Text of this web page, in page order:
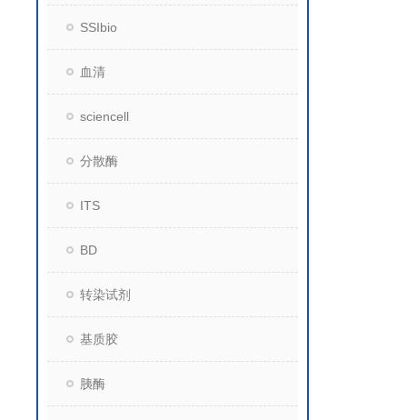
SSIbio
血清
sciencell
分散酶
ITS
BD
转染试剂
基质胶
胰酶